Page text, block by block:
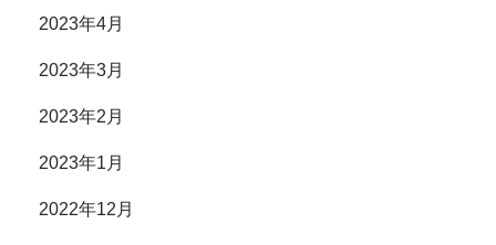
2023年4月
2023年3月
2023年2月
2023年1月
2022年12月